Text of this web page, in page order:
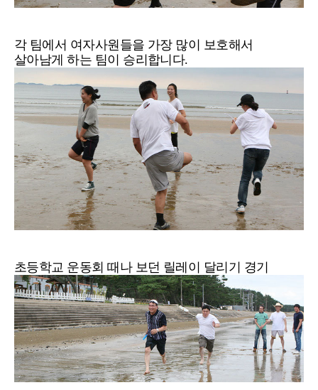
각 팀에서 여자사원들을 가장 많이 보호해서
살아남게 하는 팀이 승리합니다.
초등학교 운동회 때나 보던 릴레이 달리기 경기